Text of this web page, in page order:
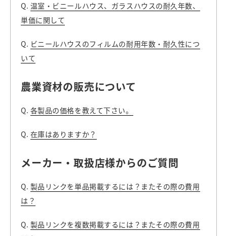
Q. 温室・ビニールハウス、ガラスハウスの耐久年数、
単価に関して
Q. ビニールハウスのフィルムの耐用年数・耐久性につ
いて
農業資材の販売について
Q. 各製品の価格を教えて下さい。
Q. 在庫はありますか？
メーカー・取扱店様からのご質問
Q. 製品リンクを単品掲載するには？またその際の費用
は？
Q. 製品リンクを複数掲載するには？またその際の費用